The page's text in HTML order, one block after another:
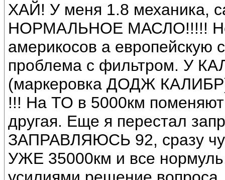
ХАЙ! У меня 1.8 механика,
НОРМАЛЬНОЕ МАСЛО!!!!! Не
америкосов а европейскую
проблема с фильтром. У
(маркеровка ДОДЖ
!!! На ТО в 5000км
другая. Еще я перестал
ЗАПРАВЛЯЮСЬ 92, сразу
УЖЕ 35000км и все